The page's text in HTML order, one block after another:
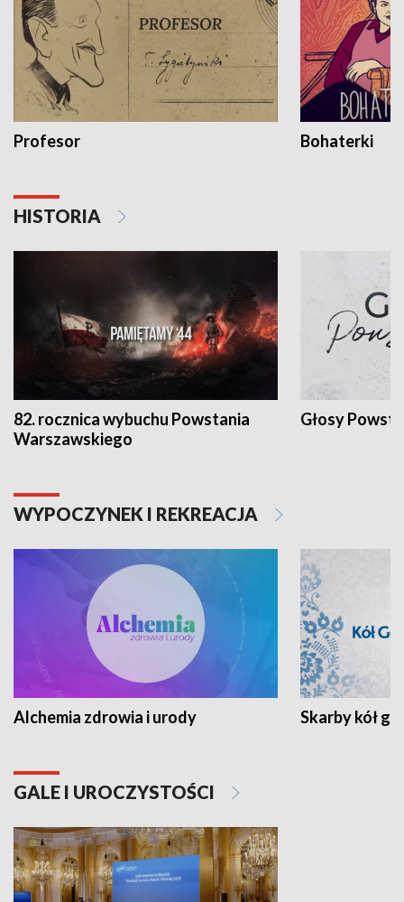
Profesor Bohaterki
HISTORIA
82. rocznica wybuchu Powstania
Warszawskiego
Głosy
WYPOCZYNEK I REKREACJA
Alchemia zdrowia i urody Skarby kół
GALE I UROCZYSTOŚCI